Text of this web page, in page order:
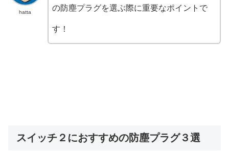
hatta
の防塵プラグを選ぶ際に重要なポイントで
す！
スイッチ２におすすめの防塵プラグ３選